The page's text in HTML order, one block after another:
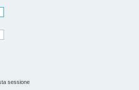
sessione